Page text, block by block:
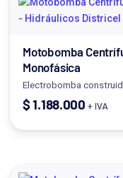
Motobomba
Monofásica
Electrobomba
$1.188.000 + IVA